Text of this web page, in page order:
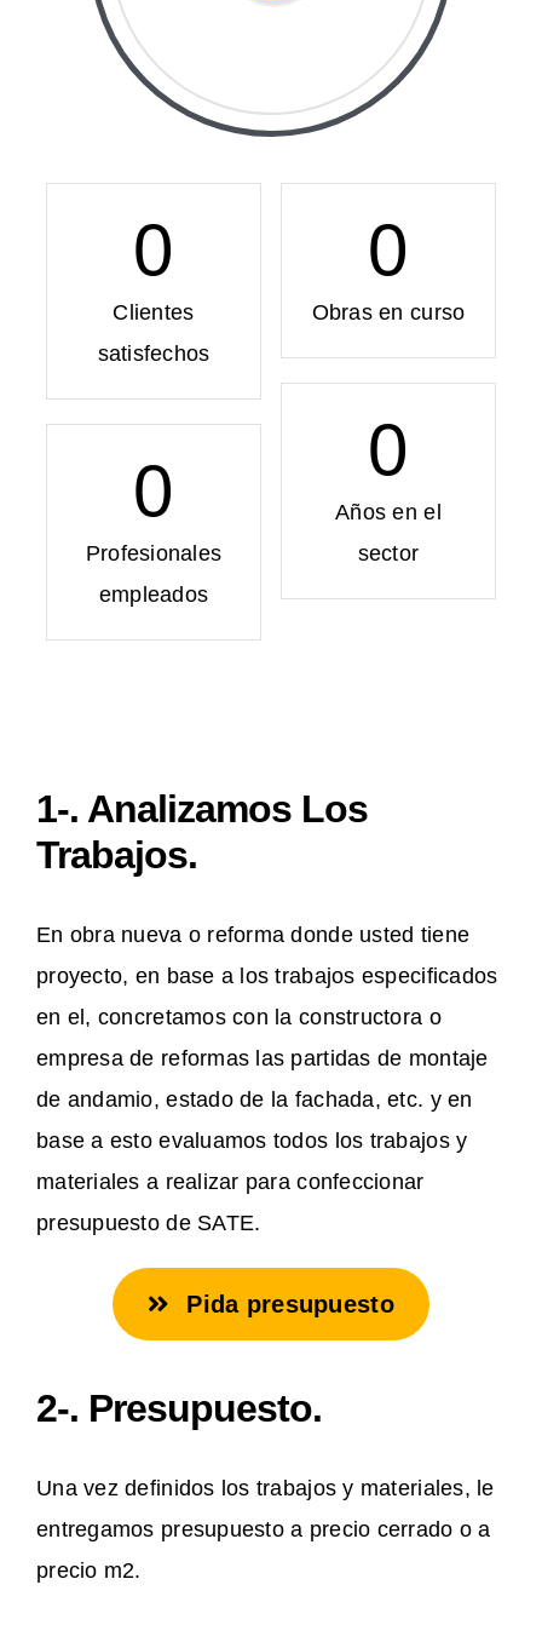
0
Obras en curso
0
Años en el
sector
0
Clientes
satisfechos
0
Profesionales
empleados
1-. Analizamos Los
Trabajos.
En obra nueva o reforma donde usted tiene
proyecto, en base a los trabajos especificados
en el, concretamos con la constructora o
empresa de reformas las partidas de montaje
de andamio, estado de la fachada, etc. y en
base a esto evaluamos todos los trabajos y
materiales a realizar para confeccionar
presupuesto de SATE.
Pida presupuesto
2-. Presupuesto.
Una vez definidos los trabajos y materiales, le
entregamos presupuesto a precio cerrado o a
precio m2.